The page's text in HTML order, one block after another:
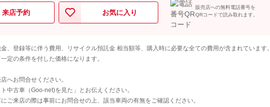
来店予約 お気に入り
販売店への無料電話番号を
QRコードで読み取れます。
、登録等に伴う費用、リサイクル預託金 相当額等、購入時に必要な全ての費用が含まれています。
定の条件を付した価格になります。
へお問合せください。
中古車（Goo-net)を見た」とお伝えください。
ご来店の際は事前にお問合せの上、該当車両の有無をご確認ください。